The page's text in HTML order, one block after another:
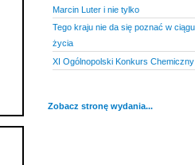
Marcin Luter i nie tylko
Tego kraju nie da się poznać w
życia
XI Ogólnopolski Konkurs Chemiczny
Zobacz stronę wydania...